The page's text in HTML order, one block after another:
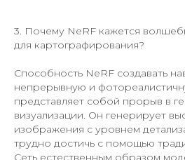
3. Почему NeRF кажется
для картографирования?
Способность NeRF создавать
непрерывную и
представляет собой прорыв в
визуализации. Он генерирует
изображения с уровнем
трудно достичь с помощью
Сеть естественным образом